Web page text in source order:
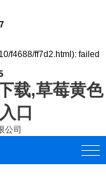
f4688/ff7d2.html): failed
载,草莓黄色
口